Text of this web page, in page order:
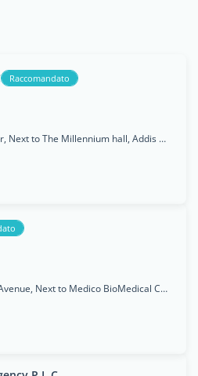
Raccomandato
Bole, Snap Plaza, 8th floor, Next to The Millennium hall, Addis Ababa
Wello Sefer, Ethio-China Avenue, Next to Medico BioMedical College, Medina Tower, 2nd Floor., Addis Ababa